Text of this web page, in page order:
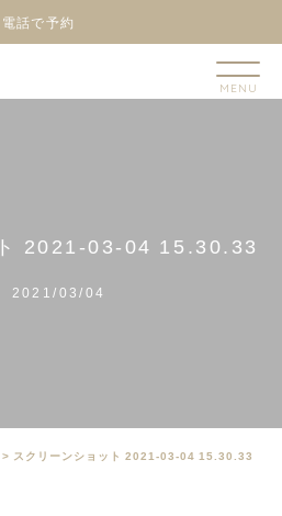
電話で予約
ト 2021-03-04 15.30.33
2021/03/04
> スクリーンショット 2021-03-04 15.30.33